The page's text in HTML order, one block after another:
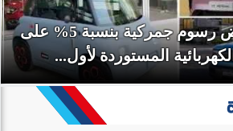
مصر تدرس فرض رسوم جمركية بنسبة 5% على
المستوردة لأول...